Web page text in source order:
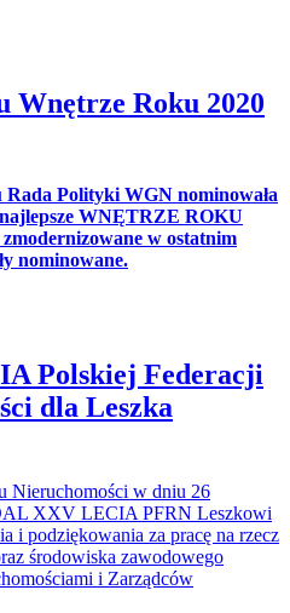
Wnętrze Roku 2020
Polityki WGN nominowała
WNĘTRZE ROKU
w ostatnim
nominowane.
Polskiej Federacji
dla Leszka
Nieruchomości w dniu 26
XXV LECIA PFRN Leszkowi
i podziękowania za pracę na rzecz
środowiska zawodowego
i Zarządców